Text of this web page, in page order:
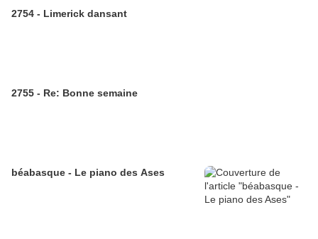
2754 - Limerick dansant
2755 - Re: Bonne semaine
béabasque - Le piano des Ases